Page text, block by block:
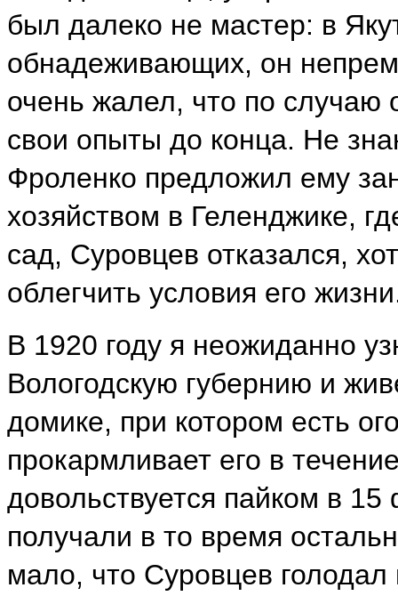
был далеко не мастер: в
обнадеживающих, он
очень жалел, что по случаю
свои опыты до конца. Не
Фроленко предложил ему
хозяйством в Геленджике,
сад, Суровцев отказался,
облегчить условия его
В 1920 году я неожиданно
Вологодскую губернию и
домике, при котором есть
прокармливает его в
довольствуется пайком в
получали в то время
мало, что Суровцев голодал